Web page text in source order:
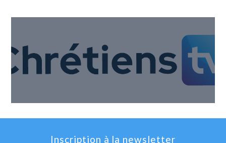
Inscription à la newsletter